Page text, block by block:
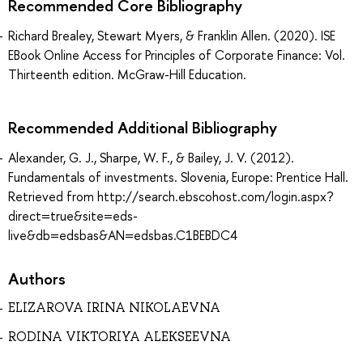
Recommended Core Bibliography
Richard Brealey, Stewart Myers, & Franklin Allen. (2020). ISE
EBook Online Access for Principles of Corporate Finance: Vol.
Thirteenth edition. McGraw-Hill Education.
Recommended Additional Bibliography
Alexander, G. J., Sharpe, W. F., & Bailey, J. V. (2012).
Fundamentals of investments. Slovenia, Europe: Prentice Hall.
Retrieved from http://search.ebscohost.com/login.aspx?
direct=true&site=eds-
live&db=edsbas&AN=edsbas.C1BEBDC4
Authors
ELIZAROVA IRINA NIKOLAEVNA
RODINA VIKTORIYA ALEKSEEVNA